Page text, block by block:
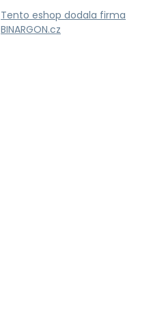
Tento eshop dodala firma
BINARGON.cz